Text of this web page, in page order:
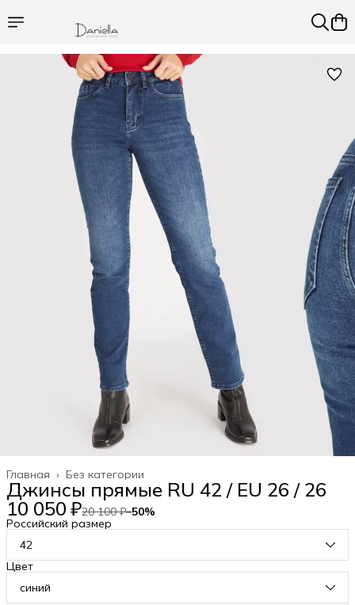
Без категории
Главная ›
Джинсы прямые RU 42 / EU 26 / 26
10 050 ₽20 100 ₽−50%
Российский размер
42
Цвет
синий